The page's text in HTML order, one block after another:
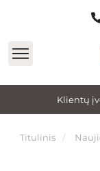
Klientų
Titulinis